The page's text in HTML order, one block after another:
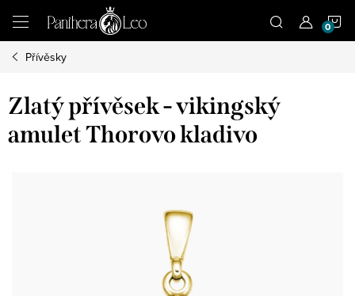
obsah
Přívěsky
Zlatý přívěsek - vikingský
amulet Thorovo kladivo